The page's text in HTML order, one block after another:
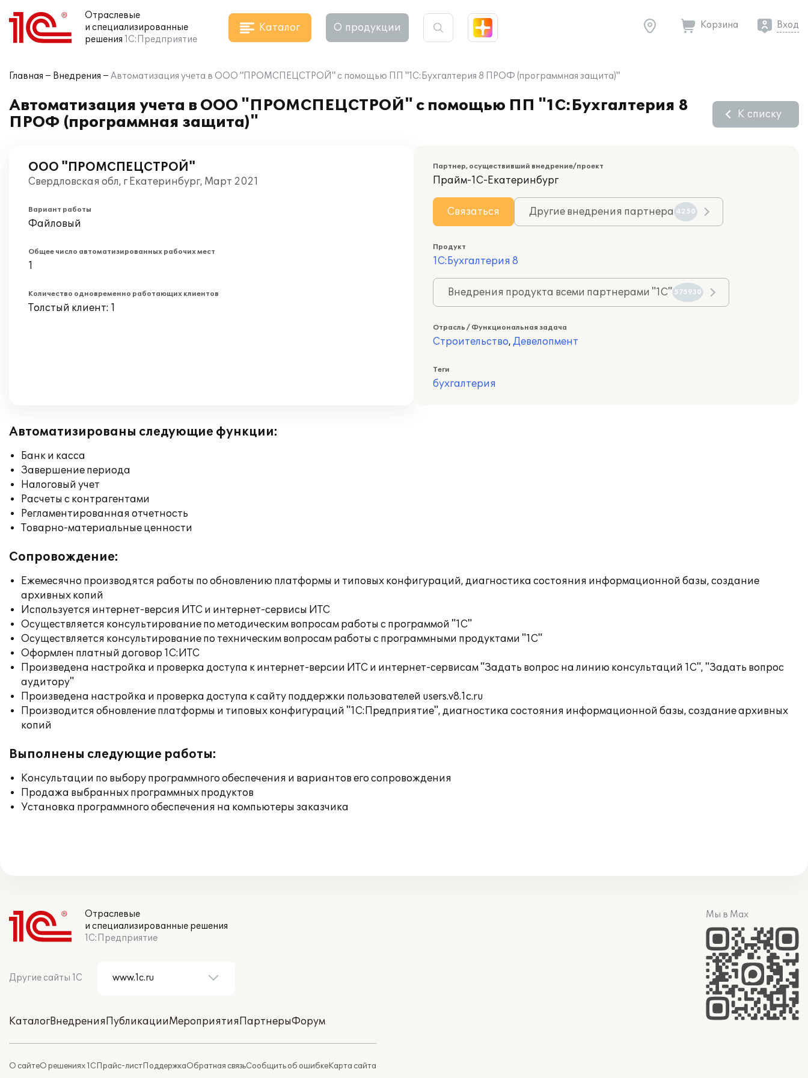
Отраслевые
и специализированные
решения 1С:Предприятие
Каталог О продукции Корзина Вход
Главная Внедрения Автоматизация учета в ООО "ПРОМСПЕЦСТРОЙ" с помощью ПП "1С:Бухгалтерия 8 ПРОФ (программная защита)"
Автоматизация учета в ООО "ПРОМСПЕЦСТРОЙ" с помощью ПП "1С:Бухгалтерия 8
ПРОФ (программная защита)"
К списку
ООО "ПРОМСПЕЦСТРОЙ"
Свердловская обл, г Екатеринбург, Март 2021
Вариант работы
Файловый
Общее число автоматизированных рабочих мест
1
Количество одновременно работающих клиентов
Толстый клиент: 1
Партнер, осуществивший внедрение/проект
Прайм-1С-Екатеринбург
Связаться Другие внедрения партнера 4250
Продукт
1С:Бухгалтерия 8
Внедрения продукта всеми партнерами "1С" 575930
Отрасль / Функциональная задача
Строительство, Девелопмент
Теги
бухгалтерия
Автоматизированы следующие функции:
Банк и касса
Завершение периода
Налоговый учет
Расчеты с контрагентами
Регламентированная отчетность
Товарно-материальные ценности
Сопровождение:
Ежемесячно производятся работы по обновлению платформы и типовых конфигураций, диагностика состояния информационной базы, создание
архивных копий
Используется интернет-версия ИТС и интернет-сервисы ИТС
Осуществляется консультирование по методическим вопросам работы с программой "1С"
Осуществляется консультирование по техническим вопросам работы с программными продуктами "1С"
Оформлен платный договор 1С:ИТС
Произведена настройка и проверка доступа к интернет-версии ИТС и интернет-сервисам "Задать вопрос на линию консультаций 1С", "Задать вопрос
аудитору"
Произведена настройка и проверка доступа к сайту поддержки пользователей users.v8.1c.ru
Производится обновление платформы и типовых конфигураций "1С:Предприятие", диагностика состояния информационной базы, создание архивных
копий
Выполнены следующие работы:
Консультации по выбору программного обеспечения и вариантов его сопровождения
Продажа выбранных программных продуктов
Установка программного обеспечения на компьютеры заказчика
Отраслевые
и специализированные решения
1С:Предприятие
Другие сайты 1С
КаталогВнедренияПубликацииМероприятияПартнерыФорум
О сайтеО решениях 1СПрайс-листПоддержкаОбратная связьСообщить об ошибкеКарта сайта
Мы в Max